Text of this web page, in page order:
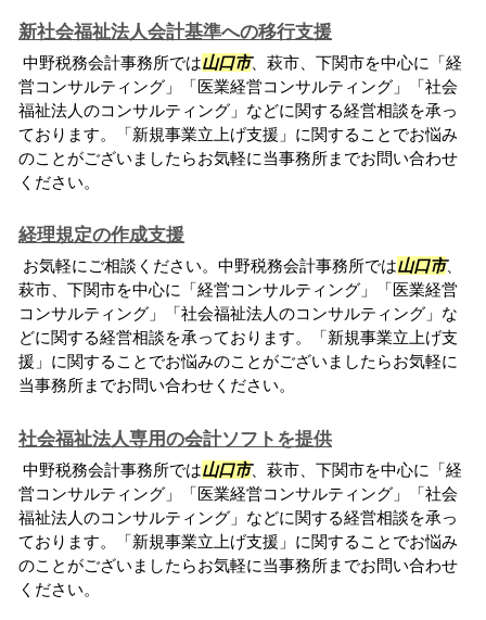
新社会福祉法人会計基準への移行支援
中野税務会計事務所では山口市、萩市、下関市を中心に「経
営コンサルティング」「医業経営コンサルティング」「社会
福祉法人のコンサルティング」などに関する経営相談を承っ
ております。「新規事業立上げ支援」に関することでお悩み
のことがございましたらお気軽に当事務所までお問い合わせ
ください。
経理規定の作成支援
お気軽にご相談ください。中野税務会計事務所では山口市、
萩市、下関市を中心に「経営コンサルティング」「医業経営
コンサルティング」「社会福祉法人のコンサルティング」な
どに関する経営相談を承っております。「新規事業立上げ支
援」に関することでお悩みのことがございましたらお気軽に
当事務所までお問い合わせください。
社会福祉法人専用の会計ソフトを提供
中野税務会計事務所では山口市、萩市、下関市を中心に「経
営コンサルティング」「医業経営コンサルティング」「社会
福祉法人のコンサルティング」などに関する経営相談を承っ
ております。「新規事業立上げ支援」に関することでお悩み
のことがございましたらお気軽に当事務所までお問い合わせ
ください。